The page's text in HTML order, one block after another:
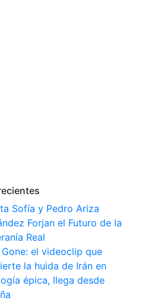
Sofía y Pedro Ariza
Forjan el Futuro de la
Real
Gone: el videoclip que
la huida de Irán en
épica, llega desde